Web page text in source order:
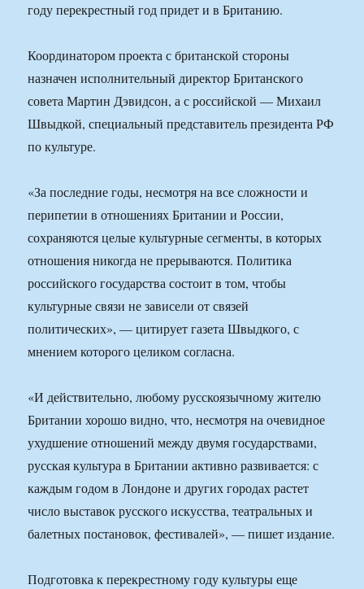
году перекрестный год придет и в Британию.
Координатором проекта с британской стороны
назначен исполнительный директор Британского
совета Мартин Дэвидсон, а с российской — Михаил
Швыдкой, специальный представитель президента РФ
по культуре.
«За последние годы, несмотря на все сложности и
перипетии в отношениях Британии и России,
сохраняются целые культурные сегменты, в которых
отношения никогда не прерываются. Политика
российского государства состоит в том, чтобы
культурные связи не зависели от связей
политических», — цитирует газета Швыдкого, с
мнением которого целиком согласна.
«И действительно, любому русскоязычному жителю
Британии хорошо видно, что, несмотря на очевидное
ухудшение отношений между двумя государствами,
русская культура в Британии активно развивается: с
каждым годом в Лондоне и других городах растет
число выставок русского искусства, театральных и
балетных постановок, фестивалей», — пишет издание.
Подготовка к перекрестному году культуры еще